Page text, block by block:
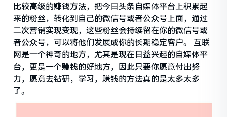
比较高级的赚钱方法，把今日头条自媒体平台上积累起
来的粉丝，转化到自己的微信号或者公众号上面，通过
二次营销实现变现，这些粉丝会持续留在你的微信号或
者公众号，可以将他们发展成你的长期稳定客户。 互联
网是一个神奇的地方，尤其是现在日益兴起的自媒体平
台，更是一个赚钱的好地方，因此只要你愿意付出努
力，愿意去钻研，学习，赚钱的方法真的是太多太多
了。